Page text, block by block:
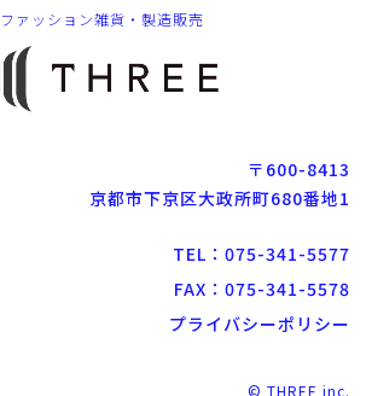
ファッション雑貨・製造販売
〒600-8413
京都市下京区大政所町680番地1
TEL：075-341-5577
FAX：075-341-5578
プライバシーポリシー
© THREE inc.